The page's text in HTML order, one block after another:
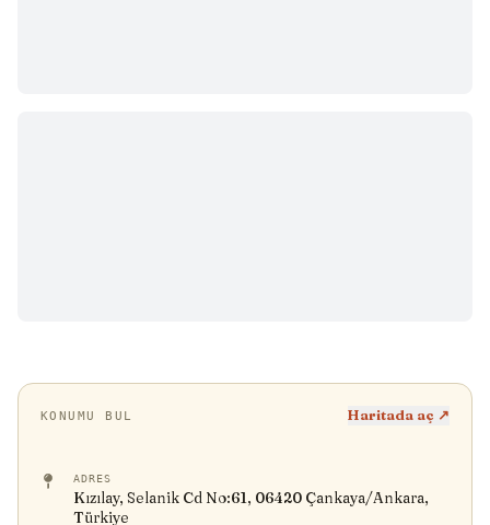
KONUMU BUL Haritada aç ↗
ADRES
Kızılay, Selanik Cd No:61, 06420 Çankaya/Ankara,
Türkiye